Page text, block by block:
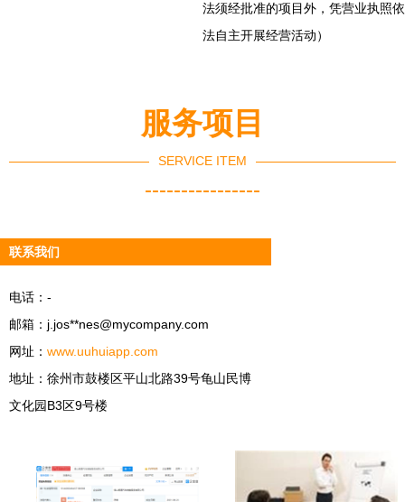
法须经批准的项目外，凭营业执照依
法自主开展经营活动）
服务项目
SERVICE ITEM
----------------
联系我们
电话：-
邮箱：j.jos**nes@mycompany.com
网址： www.uuhuiapp.com
地址：徐州市鼓楼区平山北路39号龟山民博
文化园B3区9号楼